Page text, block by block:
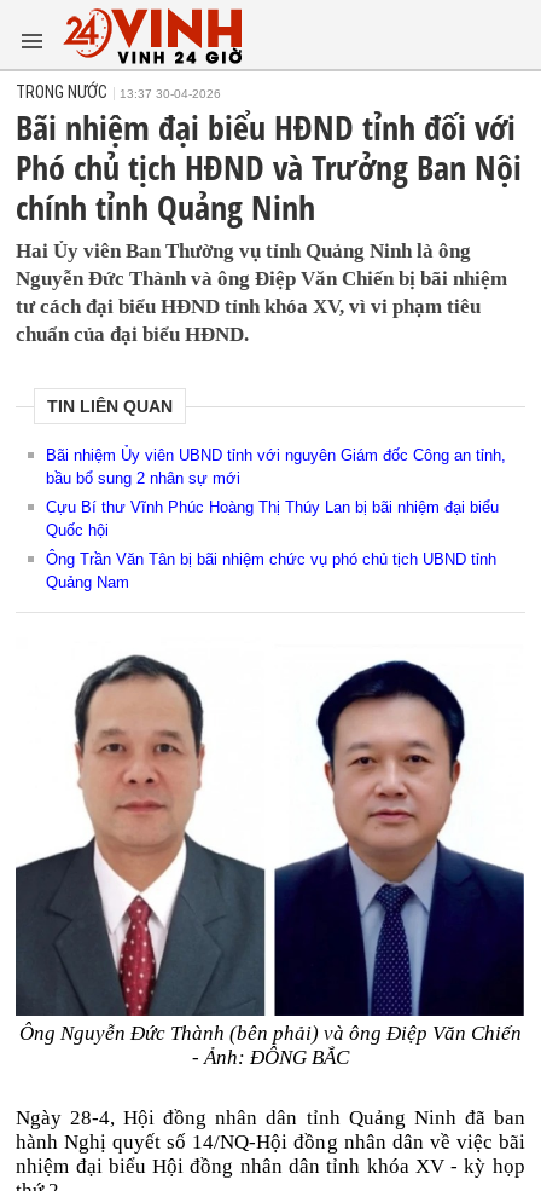
TRONG NƯỚC 13:37 30-04-2026
Bãi nhiệm đại biểu HĐND tỉnh đối với
Phó chủ tịch HĐND và Trưởng Ban Nội
chính tỉnh Quảng Ninh
Hai Ủy viên Ban Thường vụ tỉnh Quảng Ninh là ông
Nguyễn Đức Thành và ông Điệp Văn Chiến bị bãi nhiệm
tư cách đại biểu HĐND tỉnh khóa XV, vì vi phạm tiêu
chuẩn của đại biểu HĐND.
TIN LIÊN QUAN
Bãi nhiệm Ủy viên UBND tỉnh với nguyên Giám đốc Công an tỉnh,
bầu bổ sung 2 nhân sự mới
Cựu Bí thư Vĩnh Phúc Hoàng Thị Thúy Lan bị bãi nhiệm đại biểu
Quốc hội
Ông Trần Văn Tân bị bãi nhiệm chức vụ phó chủ tịch UBND tỉnh
Quảng Nam
Ông Nguyễn Đức Thành (bên phải) và ông Điệp Văn Chiến
- Ảnh: ĐÔNG BẮC
Ngày 28-4, Hội đồng nhân dân tỉnh Quảng Ninh đã ban
hành Nghị quyết số 14/NQ-Hội đồng nhân dân về việc bãi
nhiệm đại biểu Hội đồng nhân dân tỉnh khóa XV - kỳ họp